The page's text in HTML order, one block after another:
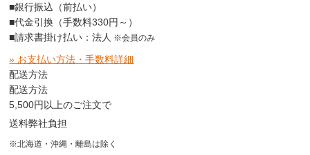
■銀行振込（前払い）
■代金引換（手数料330円～）
■請求書掛け払い：法人 ※会員のみ
» お支払い方法・手数料詳細
配送方法
配送方法
5,500円以上のご注文で
送料弊社負担
※北海道・沖縄・離島は除く